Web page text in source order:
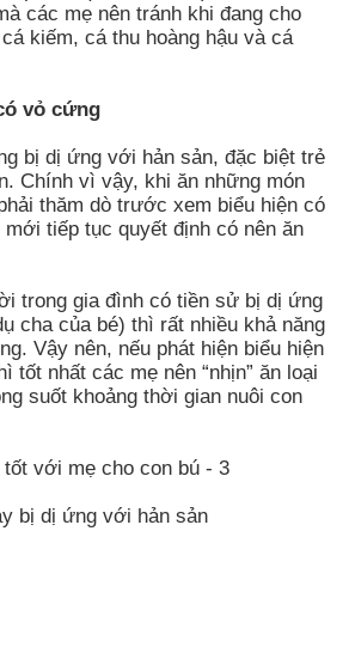
các mẹ nên tránh khi đang cho
kiếm, cá thu hoàng hậu và cá
vỏ cứng
bị dị ứng với hản sản, đặc biệt trẻ
Chính vì vậy, khi ăn những món
thăm dò trước xem biểu hiện có
tiếp tục quyết định có nên ăn
trong gia đình có tiền sử bị dị ứng
cha của bé) thì rất nhiều khả năng
Vậy nên, nếu phát hiện biểu hiện
tốt nhất các mẹ nên “nhịn” ăn loại
suốt khoảng thời gian nuôi con
với mẹ cho con bú - 3
bị dị ứng với hản sản